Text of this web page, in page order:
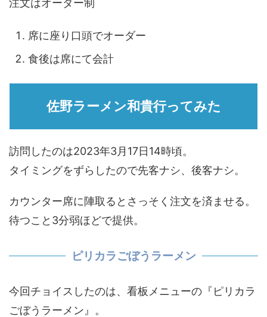
注文はオーダー制
席に座り口頭でオーダー
食後は席にて会計
佐野ラーメン和貴行ってみた
訪問したのは2023年3月17日14時頃。
タイミングをずらしたので先客ナシ、後客ナシ。
カウンター席に陣取るとさっそく注文を済ませる。
待つこと3分弱ほどで提供。
ピリカラごぼうラーメン
今回チョイスしたのは、看板メニューの『ピリカラ
ごぼうラーメン』。